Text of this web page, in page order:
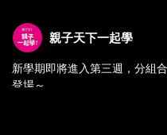
親子天下一起學
新學期即將進入第三週，分組
登場～
許多孩子開始面對那個日常但